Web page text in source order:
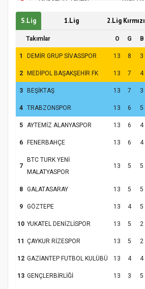
S.Lig 1.Lig 2.Lig Kırmızı
Takımlar O G B
1 DEMİR GRUP SİVASSPOR 13 8 3
2 MEDİPOL BAŞAKŞEHİR FK 13 7 4
3 BEŞİKTAŞ 13 7 3
4 TRABZONSPOR 13 6 5
5 AYTEMİZ ALANYASPOR 13 6 4
6 FENERBAHÇE 13 6 4
7
BTC TURK YENİ
MALATYASPOR
13 5 5
8 GALATASARAY 13 5 5
9 GÖZTEPE 13 4 5
10 YUKATEL DENİZLİSPOR 13 5 2
11 ÇAYKUR RİZESPOR 13 5 2
12 GAZİANTEP FUTBOL KULÜBÜ 13 4 4
13 GENÇLERBİRLİĞİ 13 3 5